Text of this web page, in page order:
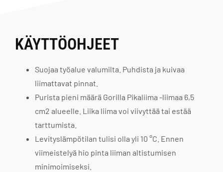
KÄYTTÖOHJEET
Suojaa työalue valumilta. Puhdista ja kuivaa
liimattavat pinnat.
Purista pieni määrä Gorilla Pikaliima -liimaa 6,5
cm2 alueelle. Liika liima voi viivyttää tai estää
tarttumista.
Levityslämpötilan tulisi olla yli 10 °C. Ennen
viimeistelyä hio pinta liiman altistumisen
minimoimiseksi.